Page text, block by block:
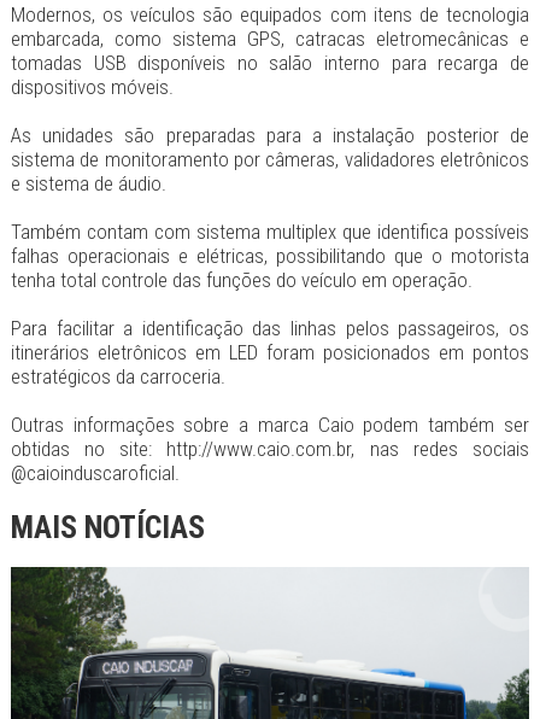
Modernos, os veículos são equipados com itens de tecnologia
embarcada, como sistema GPS, catracas eletromecânicas e
tomadas USB disponíveis no salão interno para recarga de
dispositivos móveis.
As unidades são preparadas para a instalação posterior de
sistema de monitoramento por câmeras, validadores eletrônicos
e sistema de áudio.
Também contam com sistema multiplex que identifica possíveis
falhas operacionais e elétricas, possibilitando que o motorista
tenha total controle das funções do veículo em operação.
Para facilitar a identificação das linhas pelos passageiros, os
itinerários eletrônicos em LED foram posicionados em pontos
estratégicos da carroceria.
Outras informações sobre a marca Caio podem também ser
obtidas no site: http://www.caio.com.br, nas redes sociais
@caioinduscaroficial.
MAIS NOTÍCIAS